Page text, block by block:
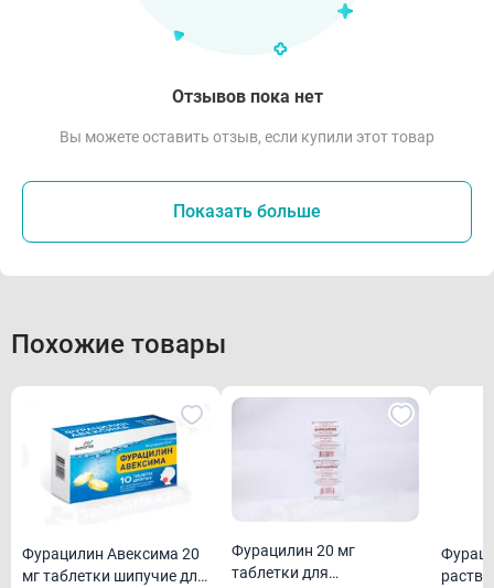
Отзывов пока нет
Вы можете оставить отзыв, если купили этот товар
Показать больше
Похожие товары
Фурацилин Авексима 20
мг таблетки шипучие для
Фурацилин 20 мг
таблетки для